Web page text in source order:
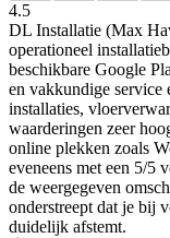
4.5
DL Installatie (Max
operationeel
beschikbare Google
en vakkundige service
installaties,
waarderingen zeer
online plekken zoals
eveneens met een 5/5
de weergegeven
onderstreept dat je bij
duidelijk afstemt.